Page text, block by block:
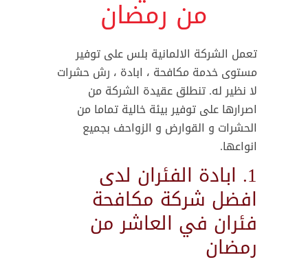
من رمضان
تعمل الشركة الالمانية بلس على توفير
مستوى خدمة مكافحة ، ابادة ، رش حشرات
لا نظير له. تنطلق عقيدة الشركة من
اصرارها على توفير بيئة خالية تماما من
الحشرات و القوارض و الزواحف بجميع
انواعها.
1. ابادة الفئران لدى
افضل شركة مكافحة
فئران في العاشر من
رمضان